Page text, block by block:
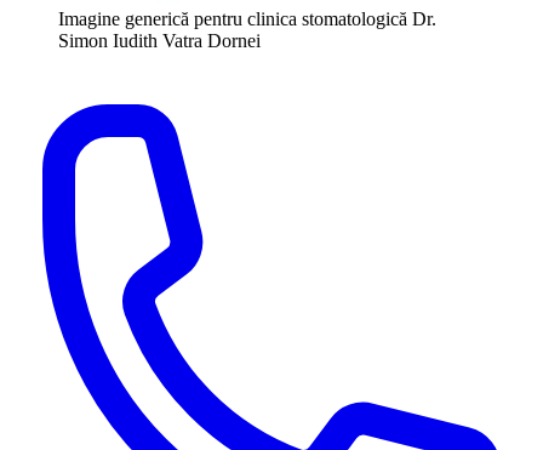
Imagine generică pentru clinica stomatologică Dr.
Simon Iudith Vatra Dornei